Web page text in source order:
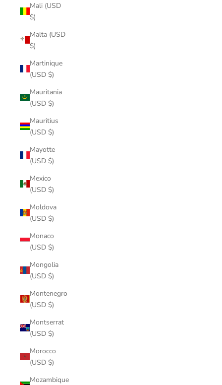
Mali (USD
$)
Malta (USD
$)
Martinique
(USD $)
Mauritania
(USD $)
Mauritius
(USD $)
Mayotte
(USD $)
Mexico
(USD $)
Moldova
(USD $)
Monaco
(USD $)
Mongolia
(USD $)
Montenegro
(USD $)
Montserrat
(USD $)
Morocco
(USD $)
Mozambique